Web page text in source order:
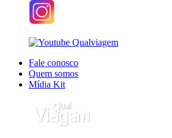
Fale conosco
Quem somos
Mídia Kit